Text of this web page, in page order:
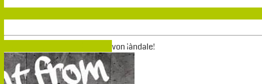
von ¡àndale!